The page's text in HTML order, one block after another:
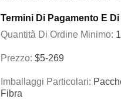
Termini Di Pagamento E
Quantità Di Ordine Minimo:
Prezzo: $5-269
Imballaggi Particolari:
Fibra